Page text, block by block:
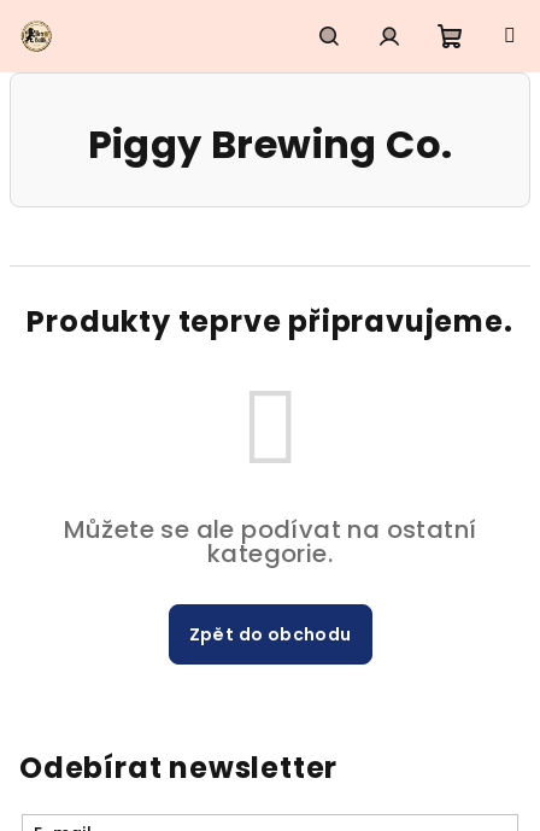
na
obsah
HledatPřihlášení
košík
Piggy Brewing Co.
Produkty teprve připravujeme.
Můžete se ale podívat na ostatní
kategorie.
Zpět do obchodu
Odebírat newsletter